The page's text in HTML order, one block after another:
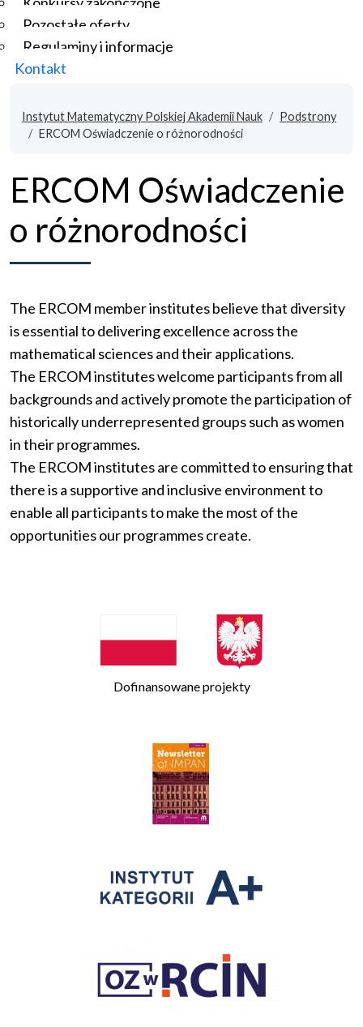
Pozostałe oferty
Regulaminy i informacje
Kontakt
Instytut Matematyczny Polskiej Akademii Nauk
Podstrony
ERCOM Oświadczenie o różnorodności
ERCOM Oświadczenie
o różnorodności
The ERCOM member institutes believe that diversity
is essential to delivering excellence across the
mathematical sciences and their applications.
The ERCOM institutes welcome participants from all
backgrounds and actively promote the participation of
historically underrepresented groups such as women
in their programmes.
The ERCOM institutes are committed to ensuring that
there is a supportive and inclusive environment to
enable all participants to make the most of the
opportunities our programmes create.
Dofinansowane projekty